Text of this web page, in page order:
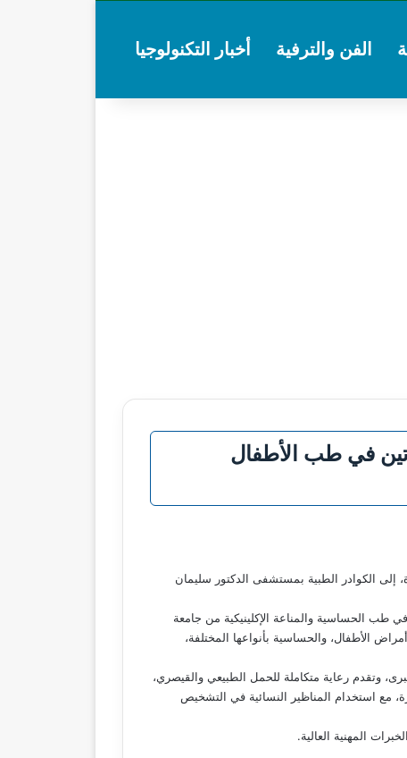
الفن والترفية أخبار التكنولوجيا
في طب الأطفال
إلى الكوادر الطبية بمستشفى الدكتور سليمان
الكندية في طب الحساسية والمناعة الإكلينيكية من جامعة
الأطفال، والحساسية بأنواعها المختلفة،
وتقدم رعاية متكاملة للحمل الطبيعي والقيصري،
مع استخدام المناظير النسائية في التشخيص
المهنية العالية.